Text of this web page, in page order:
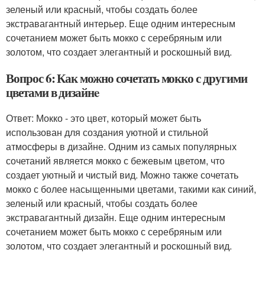
зеленый или красный, чтобы создать более
экстравагантный интерьер. Еще одним интересным
сочетанием может быть мокко с серебряным или
золотом, что создает элегантный и роскошный вид.
Вопрос 6: Как можно сочетать мокко с другими
цветами в дизайнe
Ответ: Мокко - это цвет, который может быть
использован для создания уютной и стильной
атмосферы в дизайне. Одним из самых популярных
сочетаний является мокко с бежевым цветом, что
создает уютный и чистый вид. Можно также сочетать
мокко с более насыщенными цветами, такими как синий,
зеленый или красный, чтобы создать более
экстравагантный дизайн. Еще одним интересным
сочетанием может быть мокко с серебряным или
золотом, что создает элегантный и роскошный вид.